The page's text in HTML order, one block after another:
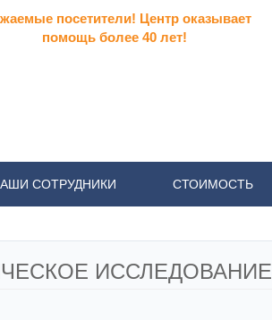
посетители! Центр оказывает
помощь более 40 лет!
СОТРУДНИКИ СТОИМОСТЬ
ИССЛЕДОВАНИЕ